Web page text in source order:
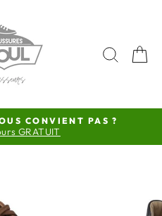
Diaporama
Pause
CONVIENT PAS ?
GRATUIT